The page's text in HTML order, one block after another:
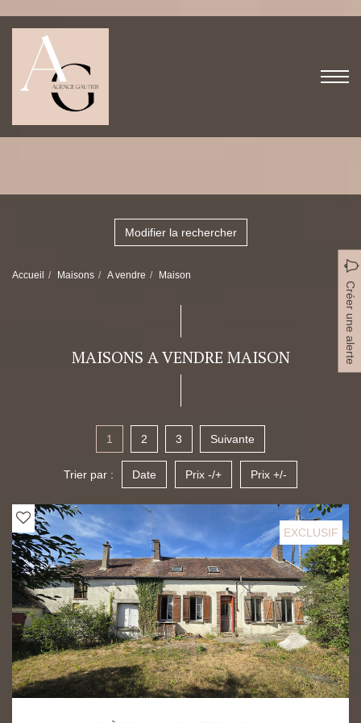
Modifier la rechercher
Accueil Maisons A vendre Maison
MAISONS A VENDRE MAISON Créer une alerte
1 2 3 Suivante
Trier par : Date Prix -/+ Prix +/-
EXCLUSIF